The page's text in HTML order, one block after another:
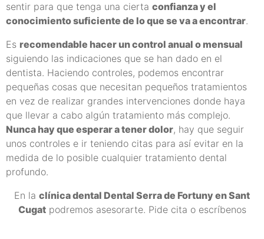
sentir para que tenga una cierta confianza y el
conocimiento suficiente de lo que se va a encontrar.
Es recomendable hacer un control anual o mensual
siguiendo las indicaciones que se han dado en el
dentista. Haciendo controles, podemos encontrar
pequeñas cosas que necesitan pequeños tratamientos
en vez de realizar grandes intervenciones donde haya
que llevar a cabo algún tratamiento más complejo.
Nunca hay que esperar a tener dolor, hay que seguir
unos controles e ir teniendo citas para así evitar en la
medida de lo posible cualquier tratamiento dental
profundo.
En la clínica dental Dental Serra de Fortuny en Sant
Cugatpodremos asesorarte. Pide cita o escríbenos